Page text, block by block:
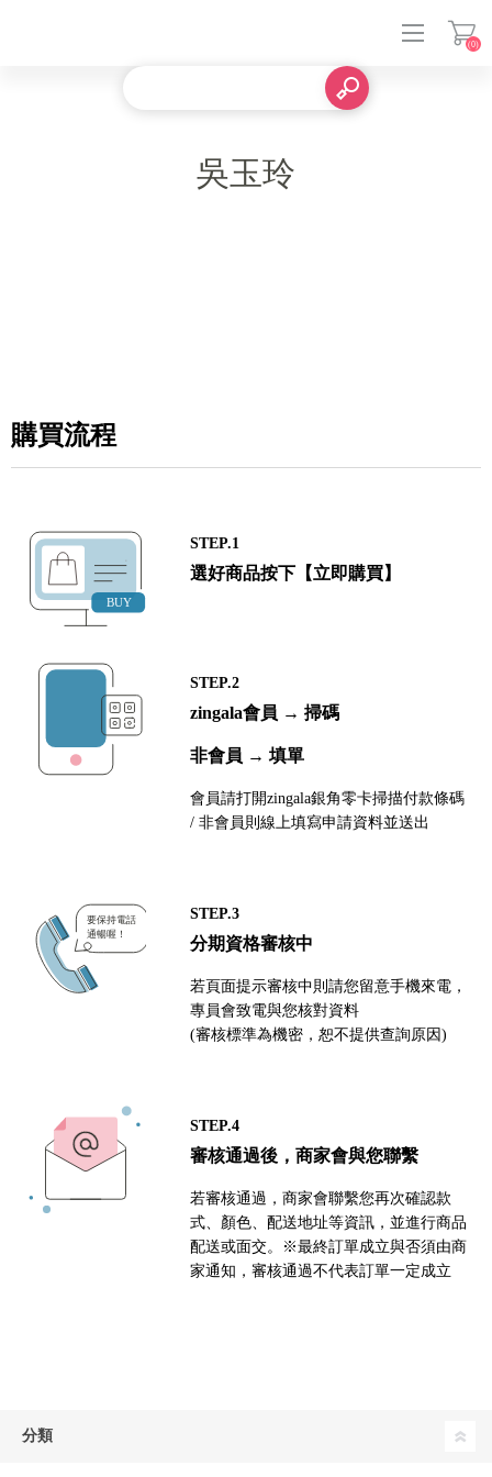
(0)
吳玉玲
購買流程
STEP.1
選好商品按下【立即購買】
STEP.2
zingala會員 → 掃碼
非會員 → 填單
會員請打開zingala銀角零卡掃描付款條碼
/ 非會員則線上填寫申請資料並送出
STEP.3
分期資格審核中
若頁面提示審核中則請您留意手機來電，
專員會致電與您核對資料
(審核標準為機密，恕不提供查詢原因)
STEP.4
審核通過後，商家會與您聯繫
若審核通過，商家會聯繫您再次確認款
式、顏色、配送地址等資訊，並進行商品
配送或面交。※最終訂單成立與否須由商
家通知，審核通過不代表訂單一定成立
分類